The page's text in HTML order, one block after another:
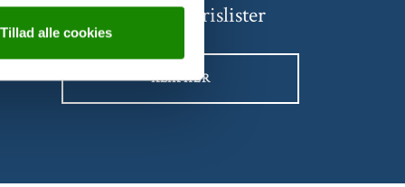
Tillad alle cookies
samt se seneste prislister
KLIK HER